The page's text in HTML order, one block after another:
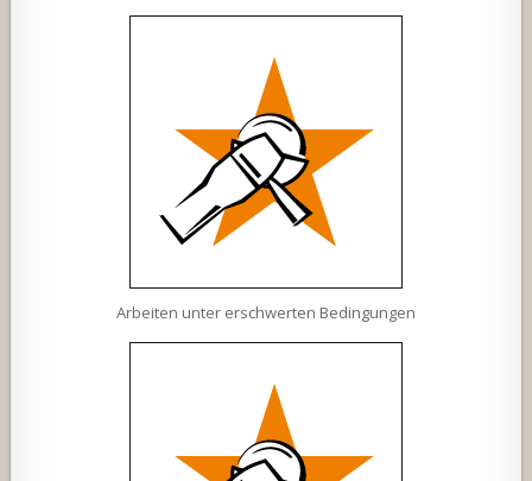
Arbeiten unter erschwerten Bedingungen